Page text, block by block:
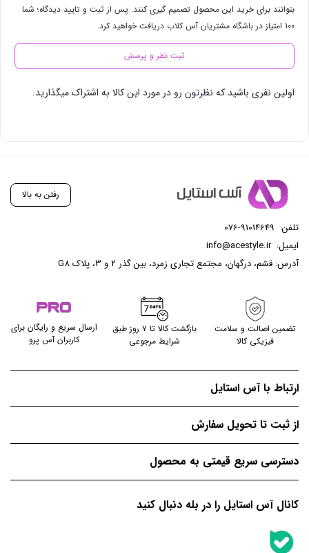
بتوانند برای خرید این محصول تصمیم گیری کنند. پس از ثبت و تایید دیدگاه؛ شما
100 امتیاز در باشگاه مشتریان آس کلاب دریافت خواهید کرد.
ثبت نظر و پرسش
اولین نفری باشید که نظرتون رو در مورد این کالا به اشتراک میگذارید.
رفتن به بالا
تلفن: 076-91014649
ایمیل:info@acestyle.ir
آدرس: قشم، درگهان، مجتمع تجاری زمرد، بین گذر 2 و 3، پلاک G8
تضمین اصالت و سلامت
فیزیکی کالا
بازگشت کالا تا ۷ روز طبق
شرایط مرجوعی
ارسال سریع و رایگان برای
کاربران آس پرو
ارتباط با آس استایل
از ثبت تا تحویل سفارش
دسترسی سریع قیمتی به محصول
کانال آس استایل را در بله دنبال کنید